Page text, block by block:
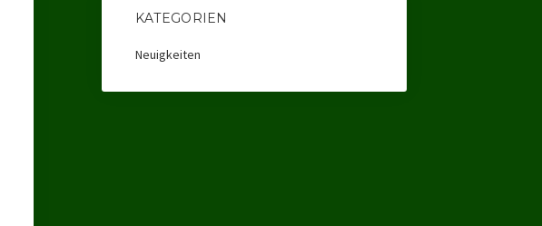
KATEGORIEN
Neuigkeiten